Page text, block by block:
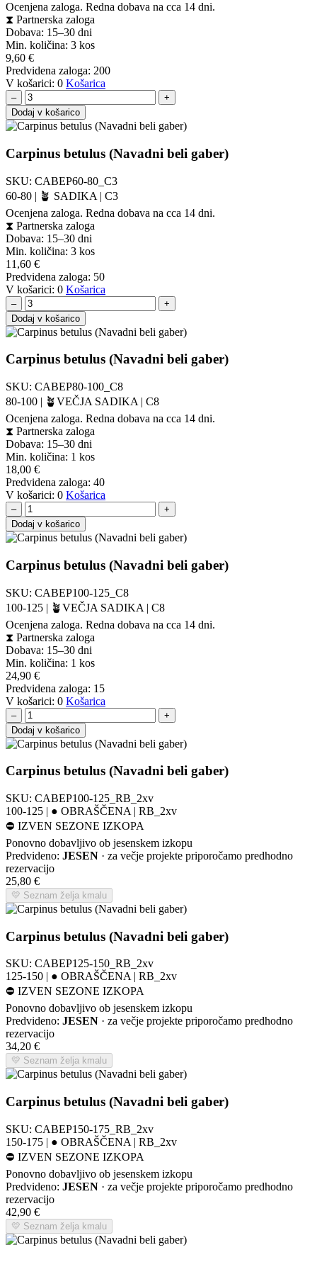
Ocenjena zaloga. Redna dobava na cca 14 dni.
⧗ Partnerska zaloga
Dobava: 15–30 dni
Min. količina: 3 kos
9,60 €
Predvidena zaloga: 200
V košarici: 0 Košarica
–
+
Dodaj v košarico
Carpinus betulus (Navadni beli gaber)
SKU: CABEP60-80_C3
60-80 | 🪴 SADIKA | C3
Ocenjena zaloga. Redna dobava na cca 14 dni.
⧗ Partnerska zaloga
Dobava: 15–30 dni
Min. količina: 3 kos
11,60 €
Predvidena zaloga: 50
V košarici: 0 Košarica
–
+
Dodaj v košarico
Carpinus betulus (Navadni beli gaber)
SKU: CABEP80-100_C8
80-100 | 🪴VEČJA SADIKA | C8
Ocenjena zaloga. Redna dobava na cca 14 dni.
⧗ Partnerska zaloga
Dobava: 15–30 dni
Min. količina: 1 kos
18,00 €
Predvidena zaloga: 40
V košarici: 0 Košarica
–
+
Dodaj v košarico
Carpinus betulus (Navadni beli gaber)
SKU: CABEP100-125_C8
100-125 | 🪴VEČJA SADIKA | C8
Ocenjena zaloga. Redna dobava na cca 14 dni.
⧗ Partnerska zaloga
Dobava: 15–30 dni
Min. količina: 1 kos
24,90 €
Predvidena zaloga: 15
V košarici: 0 Košarica
–
+
Dodaj v košarico
Carpinus betulus (Navadni beli gaber)
SKU: CABEP100-125_RB_2xv
100-125 | ● OBRAŠČENA | RB_2xv
⛔ IZVEN SEZONE IZKOPA
Ponovno dobavljivo ob jesenskem izkopu
Predvideno: JESEN · za večje projekte priporočamo predhodno
rezervacijo
25,80 €
💛 Seznam želja kmalu
Carpinus betulus (Navadni beli gaber)
SKU: CABEP125-150_RB_2xv
125-150 | ● OBRAŠČENA | RB_2xv
⛔ IZVEN SEZONE IZKOPA
Ponovno dobavljivo ob jesenskem izkopu
Predvideno: JESEN · za večje projekte priporočamo predhodno
rezervacijo
34,20 €
💛 Seznam želja kmalu
Carpinus betulus (Navadni beli gaber)
SKU: CABEP150-175_RB_2xv
150-175 | ● OBRAŠČENA | RB_2xv
⛔ IZVEN SEZONE IZKOPA
Ponovno dobavljivo ob jesenskem izkopu
Predvideno: JESEN · za večje projekte priporočamo predhodno
rezervacijo
42,90 €
💛 Seznam želja kmalu